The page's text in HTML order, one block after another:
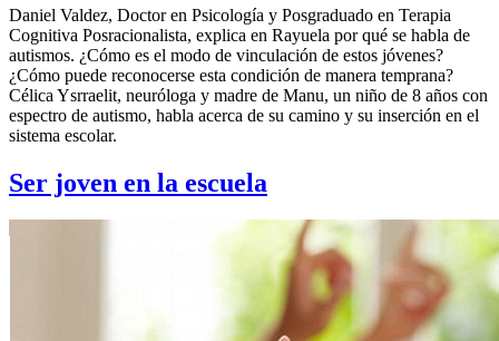
Daniel Valdez, Doctor en Psicología y Posgraduado en Terapia
Cognitiva Posracionalista, explica en Rayuela por qué se habla de
autismos. ¿Cómo es el modo de vinculación de estos jóvenes?
¿Cómo puede reconocerse esta condición de manera temprana?
Célica Ysrraelit, neuróloga y madre de Manu, un niño de 8 años con
espectro de autismo, habla acerca de su camino y su inserción en el
sistema escolar.
Ser joven en la escuela